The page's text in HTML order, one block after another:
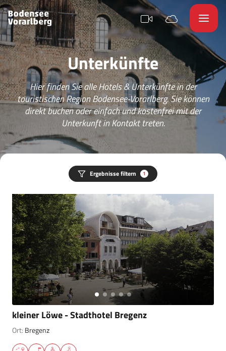
Unterkünfte
Hier finden Sie alle Hotels & Unterkünfte in der
touristischen Region Bodensee-Vorarlberg. Sie können
direkt buchen oder einfach und kostenfrei mit der
Unterkunft in Kontakt treten.
Ergebnisse filtern 1
kleiner Löwe - Stadthotel Bregenz
Ort: Bregenz